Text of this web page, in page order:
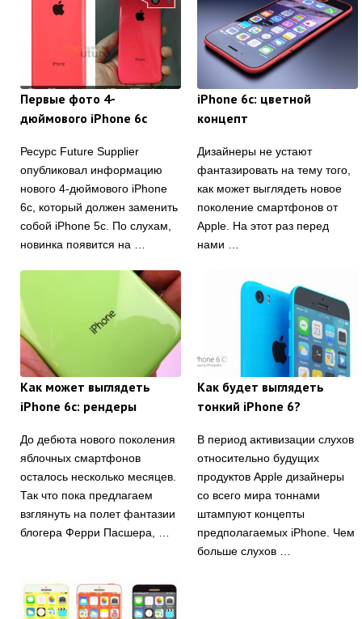
Первые фото 4-
дюймового iPhone 6c
Ресурс Future Supplier
опубликовал информацию
нового 4-дюймового iPhone
6c, который должен заменить
собой iPhone 5c. По слухам,
новинка появится на …
iPhone 6c: цветной
концепт
Дизайнеры не устают
фантазировать на тему того,
как может выглядеть новое
поколение смартфонов от
Apple. На этот раз перед
нами …
Как может выглядеть
iPhone 6c: рендеры
До дебюта нового поколения
яблочных смартфонов
осталось несколько месяцев.
Так что пока предлагаем
взглянуть на полет фантазии
блогера Ферри Пасшера, …
Как будет выглядеть
тонкий iPhone 6?
В период активизации слухов
относительно будущих
продуктов Apple дизайнеры
со всего мира тоннами
штампуют концепты
предполагаемых iPhone. Чем
больше слухов …